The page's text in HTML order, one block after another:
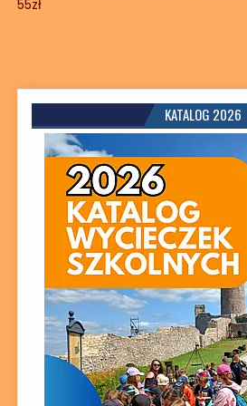
55zł
KATALOG 2026